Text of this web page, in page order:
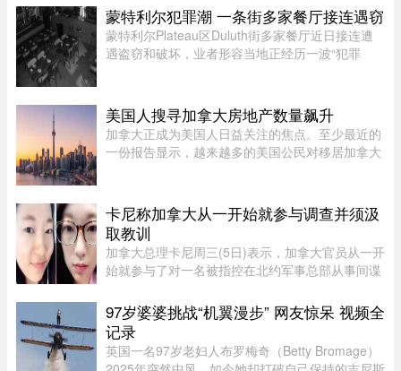
门用的腰包，结果在 ÎleSoniq 开幕前几天还得折腾
着重新买一个，太 ...
蒙特利尔犯罪潮 一条街多家餐厅接连遇窃
蒙特利尔Plateau区Duluth街多家餐厅近日接连遭
遇盗窃和破坏，业者形容当地正经历一波“犯罪
过程，损失及维修费用约7000 ...
美国人搜寻加拿大房地产数量飙升
加拿大正成为美国人日益关注的焦点。至少最近的
一份报告显示，越来越多的美国公民对移居加拿大
访问量的研究，发现美国用户对加拿 ...
卡尼称加拿大从一开始就参与调查并须汲
取教训
加拿大总理卡尼周三(5日)表示，加拿大官员从一开
始就参与了对一名被指控在北约军事总部从事间谍
道，卡尼表示加拿大应该从这类事件中汲取教训，
但并未明确表示加拿大正在 ...
97岁婆婆挑战“机翼漫步” 网友惊呆 视频全
记录
英国一名97岁老妇人布罗梅奇（Betty Bromage）